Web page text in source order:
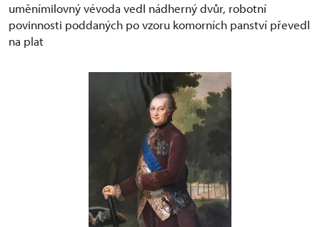
uměnímilovný vévoda vedl nádherný dvůr, robotní
povinnosti poddaných po vzoru komorních panství převedl
na plat